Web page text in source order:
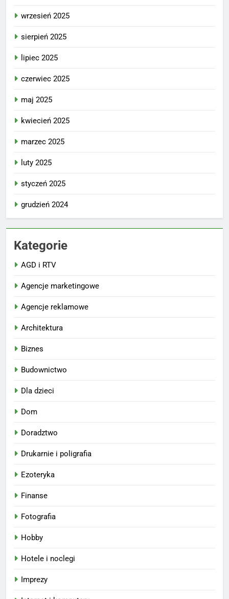
wrzesień 2025
sierpień 2025
lipiec 2025
czerwiec 2025
maj 2025
kwiecień 2025
marzec 2025
luty 2025
styczeń 2025
grudzień 2024
Kategorie
AGD i RTV
Agencje marketingowe
Agencje reklamowe
Architektura
Biznes
Budownictwo
Dla dzieci
Dom
Doradztwo
Drukarnie i poligrafia
Ezoteryka
Finanse
Fotografia
Hobby
Hotele i noclegi
Imprezy